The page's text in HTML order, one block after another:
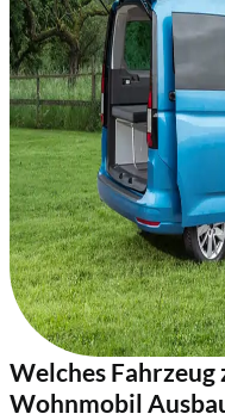
Welches Fahrzeug
Wohnmobil